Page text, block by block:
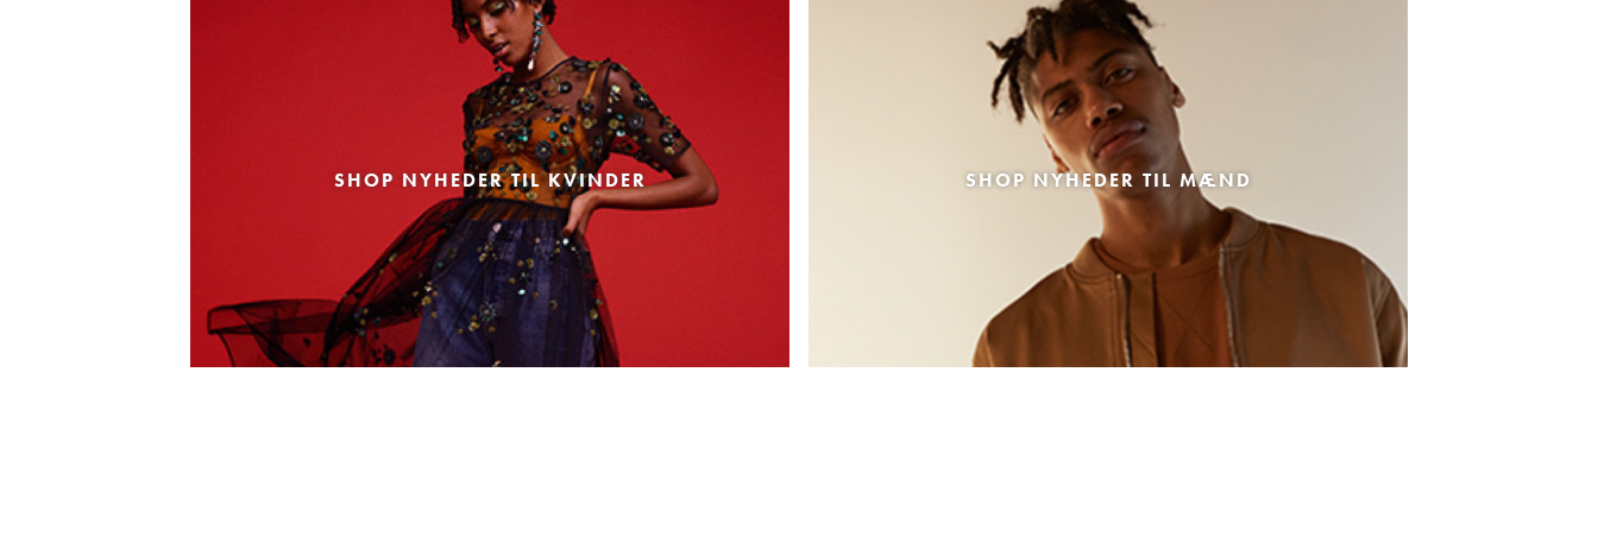
SHOP NYHEDER TIL KVINDER SHOP NYHEDER TIL MÆND